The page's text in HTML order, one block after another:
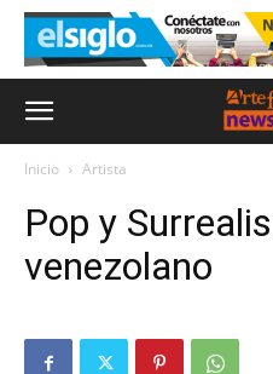
Inicio Artista
Pop y
venezolano